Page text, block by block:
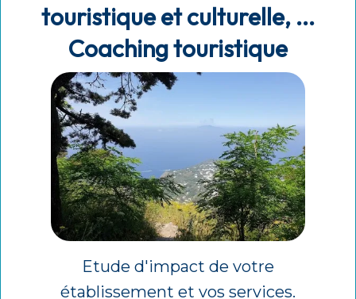
touristique et culturelle, ...
Coaching touristique
Etude d'impact de votre
établissement et vos services.